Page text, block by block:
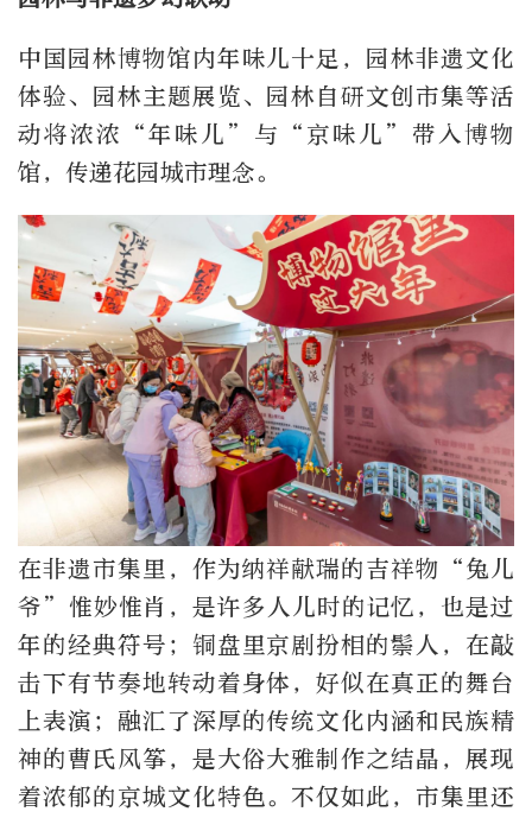
中国园林博物馆内年味儿十足，园林非遗文化
体验、园林主题展览、园林自研文创市集等活
动将浓浓“年味儿”与“京味儿”带入博物
馆，传递花园城市理念。
在非遗市集里，作为纳祥献瑞的吉祥物“兔儿
爷”惟妙惟肖，是许多人儿时的记忆，也是过
年的经典符号；铜盘里京剧扮相的鬃人，在敲
击下有节奏地转动着身体，好似在真正的舞台
上表演；融汇了深厚的传统文化内涵和民族精
神的曹氏风筝，是大俗大雅制作之结晶，展现
着浓郁的京城文化特色。不仅如此，市集里还